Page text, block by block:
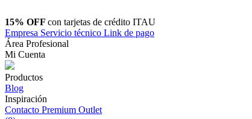
15% OFF con tarjetas de crédito ITAU
Empresa Servicio técnico Link de pago
Área Profesional
Mi Cuenta
Productos
Blog
Inspiración
Contacto Premium Outlet